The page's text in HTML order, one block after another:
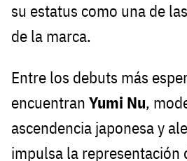
su estatus como una de
de la marca.
Entre los debuts más
encuentran Yumi Nu,
ascendencia japonesa y
impulsa la representación